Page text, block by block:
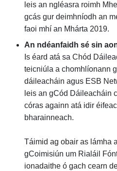
leis an ngléasra roimh
gcás gur deimhníodh an
faoi mhí an Mhárta 2019.
An ndéanfaidh sé sin
Is éard atá sa Chód
teicniúla a chomhlíonann
dáileacháin agus ESB
leis an gCód Dáileacháin
córas againn atá idir
bharainneach.
Táimid ag obair as lámha
gCoimisiún um Rialáil
ionadaithe ó gach cearn